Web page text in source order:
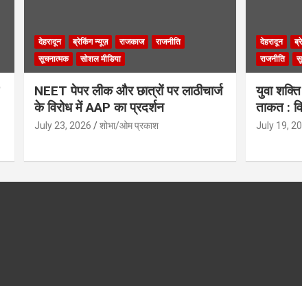
देहरादून ब्रेकिंग न्यूज़ राजकाज
राजनीति
सूचनात्मक
सोशल मीडिया
NEET पेपर लीक और छात्रों पर लाठीचार्ज
के विरोध में AAP का प्रदर्शन
July 23, 2026 शोभा/ओम प्रकाश
देहरादून
राजनीति
युवा
ताकत :
July 19,